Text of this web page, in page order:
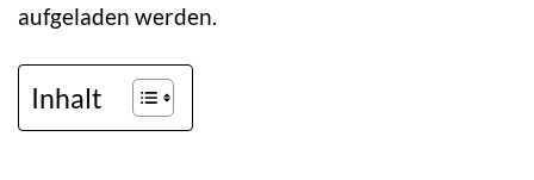
aufgeladen werden.
Inhalt